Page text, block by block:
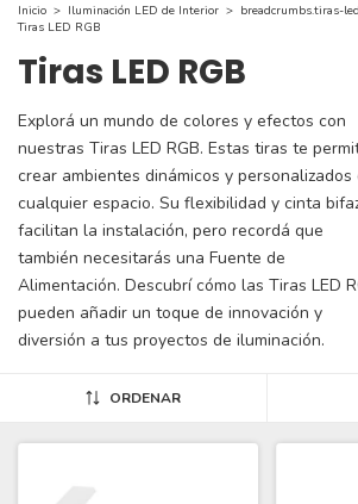
Inicio > Iluminación LED de Interior > breadcrumbs.tiras-
Tiras LED RGB
Tiras LED RGB
Explorá un mundo de colores y efectos con
nuestras Tiras LED RGB. Estas tiras te
crear ambientes dinámicos y personalizados
cualquier espacio. Su flexibilidad y cinta
facilitan la instalación, pero recordá que
también necesitarás una Fuente de
Alimentación. Descubrí cómo las Tiras LED
pueden añadir un toque de innovación y
diversión a tus proyectos de iluminación.
ORDENAR